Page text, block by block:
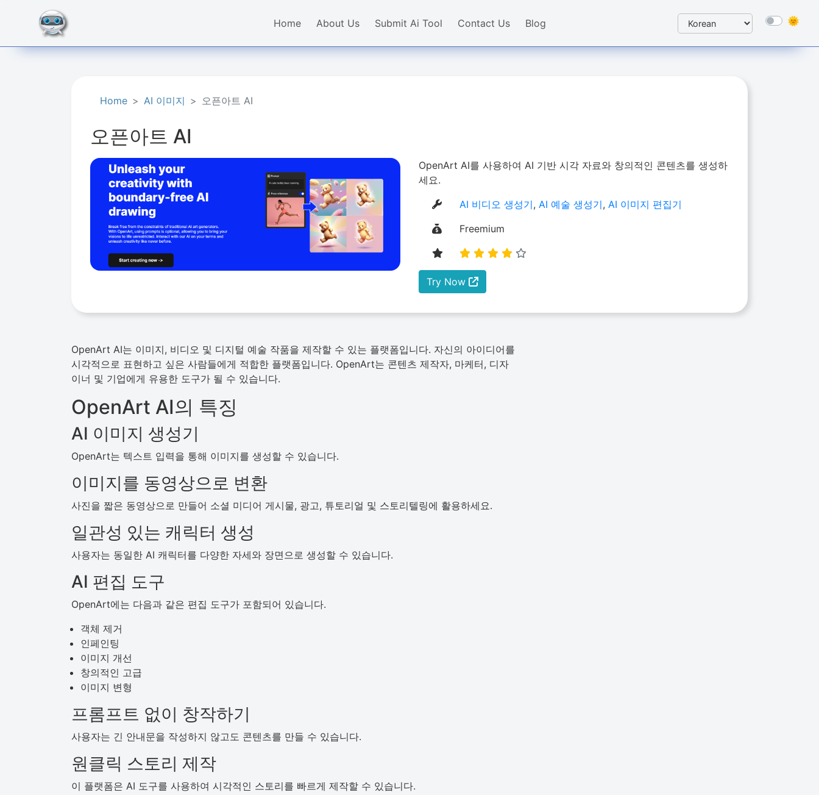
Home About Us Submit Ai Tool Contact Us Blog
Home AI 이미지 오픈아트 AI
오픈아트 AI
OpenArt AI를 사용하여 AI 기반 시각 자료와 창의적인 콘텐츠를 생성하
세요.
AI 비디오 생성기,AI 예술 생성기,AI 이미지 편집기
Freemium
Try Now
OpenArt AI는 이미지, 비디오 및 디지털 예술 작품을 제작할 수 있는 플랫폼입니다. 자신의 아이디어를
시각적으로 표현하고 싶은 사람들에게 적합한 플랫폼입니다. OpenArt는 콘텐츠 제작자, 마케터, 디자
이너 및 기업에게 유용한 도구가 될 수 있습니다.
OpenArt AI의 특징
AI 이미지 생성기
OpenArt는 텍스트 입력을 통해 이미지를 생성할 수 있습니다.
이미지를 동영상으로 변환
사진을 짧은 동영상으로 만들어 소셜 미디어 게시물, 광고, 튜토리얼 및 스토리텔링에 활용하세요.
일관성 있는 캐릭터 생성
사용자는 동일한 AI 캐릭터를 다양한 자세와 장면으로 생성할 수 있습니다.
AI 편집 도구
OpenArt에는 다음과 같은 편집 도구가 포함되어 있습니다.
객체 제거
인페인팅
이미지 개선
창의적인 고급
이미지 변형
프롬프트 없이 창작하기
사용자는 긴 안내문을 작성하지 않고도 콘텐츠를 만들 수 있습니다.
원클릭 스토리 제작
이 플랫폼은 AI 도구를 사용하여 시각적인 스토리를 빠르게 제작할 수 있습니다.